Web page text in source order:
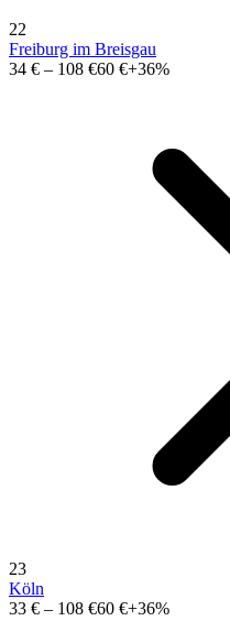
22
Freiburg im Breisgau
34 € – 108 €60 €+36%
23
Köln
33 € – 108 €60 €+36%